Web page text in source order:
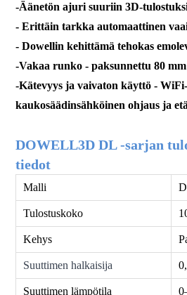
-Äänetön ajuri suuriin 3D-
- Erittäin tarkka automaattinen
- Dowellin kehittämä tehokas
-Vakaa runko - paksunnettu 80
-Kätevyys ja vaivaton käyttö -
kaukosäädinsähköinen ohjaus ja
DOWELL3D DL -sarjan
tiedot
Malli
Tulostuskoko
Kehys
Suuttimen halkaisija
Suuttimen lämpötila